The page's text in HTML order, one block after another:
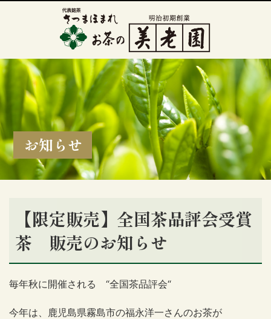
お知らせ
【限定販売】全国茶品評会受賞
茶 販売のお知らせ
毎年秋に開催される “全国茶品評会“
今年は、鹿児島県霧島市の福永洋一さんのお茶が